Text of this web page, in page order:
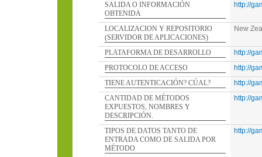
SALIDA O INFORMACIÓN
OBTENIDA
http://
LOCALIZACION Y REPOSITORIO
(SERVIDOR DE APLICACIONES)
New
PLATAFORMA DE DESARROLLO
http://
PROTOCOLO DE ACCESO
http://
TIENE AUTENTICACIÓN? CÚAL?
http://
CANTIDAD DE MÉTODOS
EXPUESTOS, NOMBRES Y
DESCRIPCIÓN.
http://
TIPOS DE DATOS TANTO DE
ENTRADA COMO DE SALIDA POR
MÉTODO
http://